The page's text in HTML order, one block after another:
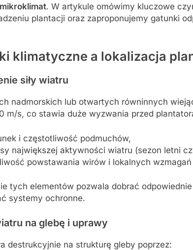
mikroklimat. W artykule omówimy kluczowe
plantacji oraz zaproponujemy gatunki
klimatyczne a lokalizacja
siły wiatru
nadmorskich lub otwartych równinnych
m/s, co stawia duże wyzwania przed
i częstotliwość podmuchów,
największej aktywności wiatru (sezon letni
powstawania wirów i lokalnych wzmagań
tych elementów pozwala dobrać odpowiednie
systemy ochronne.
na glebę i uprawy
destrukcyjnie na strukturę gleby poprzez: